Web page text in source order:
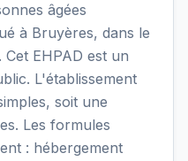
âgées
à Bruyères, dans le
EHPAD est un
L'établissement
soit une
Les formules
: hébergement